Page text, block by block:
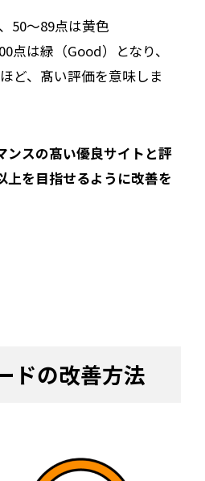
50～89点は黄色
点は緑（Good）となり、
ど、髙い評価を意味しま
ンスの髙い優良サイトと評
上を目指せるように改善を
ドの改善方法